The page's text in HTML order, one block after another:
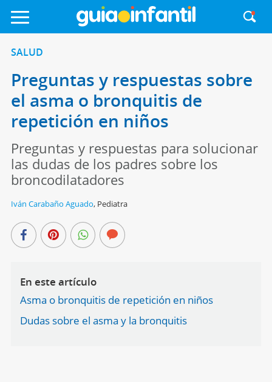
SALUD
Preguntas y respuestas sobre
el asma o bronquitis de
repetición en niños
Preguntas y respuestas para solucionar
las dudas de los padres sobre los
broncodilatadores
Iván Carabaño Aguado, Pediatra
En este artículo
Asma o bronquitis de repetición en niños
Dudas sobre el asma y la bronquitis